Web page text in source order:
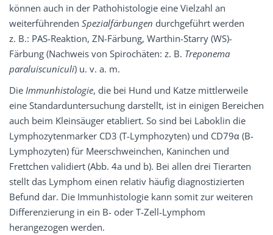
können auch in der Pathohistologie eine Vielzahl an
weiterführenden Spezialfärbungen durchgeführt werden
z. B.: PAS-Reaktion, ZN-Färbung, Warthin-Starry (WS)-
Färbung (Nachweis von Spirochäten: z. B. Treponema
paraluiscuniculi) u. v. a. m.
Die Immunhistologie, die bei Hund und Katze mittlerweile
eine Standarduntersuchung darstellt, ist in einigen Bereichen
auch beim Kleinsäuger etabliert. So sind bei Laboklin die
Lymphozytenmarker CD3 (T-Lymphozyten) und CD79α (B-
Lymphozyten) für Meerschweinchen, Kaninchen und
Frettchen validiert (Abb. 4a und b). Bei allen drei Tierarten
stellt das Lymphom einen relativ häufig diagnostizierten
Befund dar. Die Immunhistologie kann somit zur weiteren
Differenzierung in ein B- oder T-Zell-Lymphom
herangezogen werden.